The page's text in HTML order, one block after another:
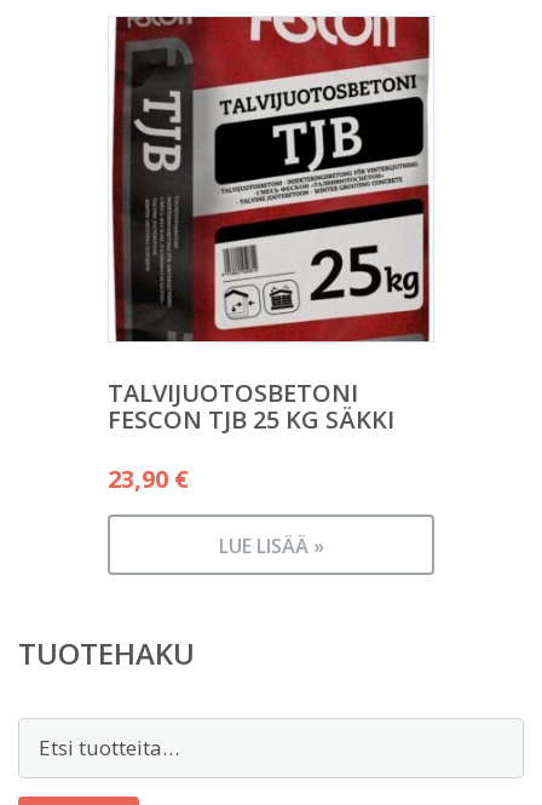
TALVIJUOTOSBETONI
FESCON TJB 25 KG SÄKKI
23,90 €
LUE LISÄÄ »
TUOTEHAKU
Etsi: